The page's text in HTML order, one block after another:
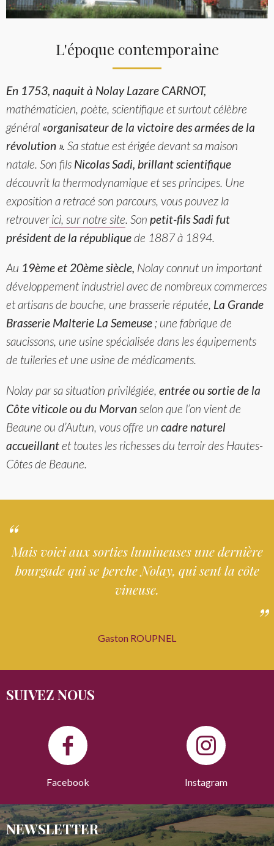
L'époque contemporaine
En 1753, naquit à Nolay Lazare CARNOT,
mathématicien, poète, scientifique et surtout célèbre
général «organisateur de la victoire des armées de la
révolution ». Sa statue est érigée devant sa maison
natale. Son fils Nicolas Sadi, brillant scientifique
découvrit la thermodynamique et ses principes. Une
exposition a retracé son parcours, vous pouvez la
retrouverici, sur notre site. Son petit-fils Sadi fut
président de la républiquede 1887 à 1894.
Au 19ème et 20ème siècle, Nolay connut un important
développement industriel avec de nombreux commerces
et artisans de bouche, une brasserie réputée, La Grande
Brasserie Malterie La Semeuse; une fabrique de
saucissons, une usine spécialisée dans les équipements
de tuileries et une usine de médicaments.
Nolay par sa situation privilégiée, entrée ou sortie de la
Côte viticole ou du Morvan selon que l’on vient de
Beaune ou d’Autun, vous offre un cadre naturel
accueillantet toutes les richesses du terroir des Hautes-
Côtes de Beaune.
Mais voici aux sorties lumineuses une dernière
bourgade qui se perche Nolay, qui sent la côte
vineuse.
Gaston ROUPNEL
SUIVEZ NOUS
Facebook Instagram
NEWSLETTER